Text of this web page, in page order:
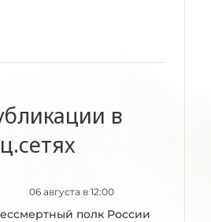
в
06 августа в 12:00
полк России